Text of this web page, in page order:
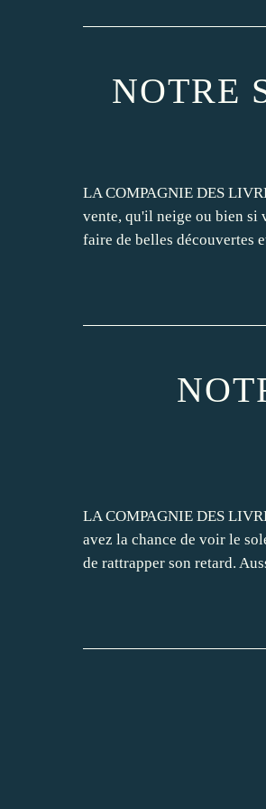
NOTRE
LA COMPAGNIE DES
vente, qu'il neige ou bien si
faire de belles découvertes
LA COMPAGNIE DES
avez la chance de voir le
de rattrapper son retard.